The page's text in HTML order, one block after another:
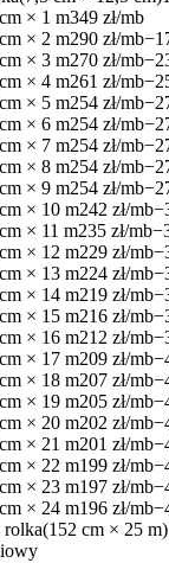
× 1 m349 zł/mb
× 2 m290 zł/mb
× 3 m270 zł/mb
× 4 m261 zł/mb
× 5 m254 zł/mb
× 6 m254 zł/mb
× 7 m254 zł/mb
× 8 m254 zł/mb
× 9 m254 zł/mb
× 10 m242 zł/mb
× 11 m235 zł/mb
× 12 m229 zł/mb
× 13 m224 zł/mb
× 14 m219 zł/mb
× 15 m216 zł/mb
× 16 m212 zł/mb
× 17 m209 zł/mb
× 18 m207 zł/mb
× 19 m205 zł/mb
× 20 m202 zł/mb
× 21 m201 zł/mb
× 22 m199 zł/mb
× 23 m197 zł/mb
× 24 m196 zł/mb
rolka(152 cm × 25 m)